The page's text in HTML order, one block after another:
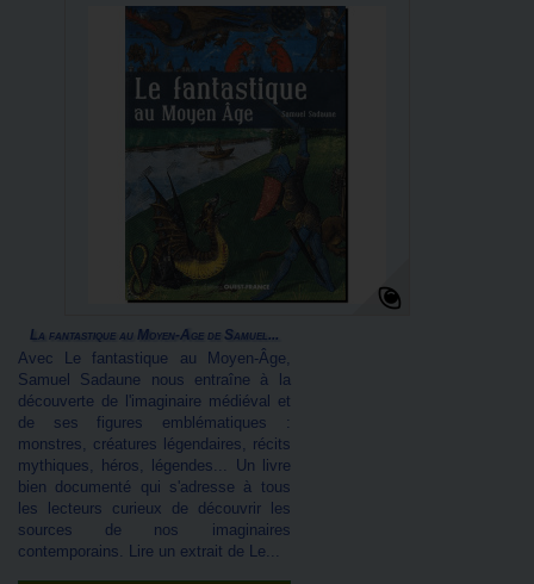
La fantastique au Moyen-Âge de Samuel...
Avec Le fantastique au Moyen-Âge,
Samuel Sadaune nous entraîne à la
découverte de l'imaginaire médiéval et
de ses figures emblématiques :
monstres, créatures légendaires, récits
mythiques, héros, légendes... Un livre
bien documenté qui s'adresse à tous
les lecteurs curieux de découvrir les
sources de nos imaginaires
contemporains. Lire un extrait de Le...